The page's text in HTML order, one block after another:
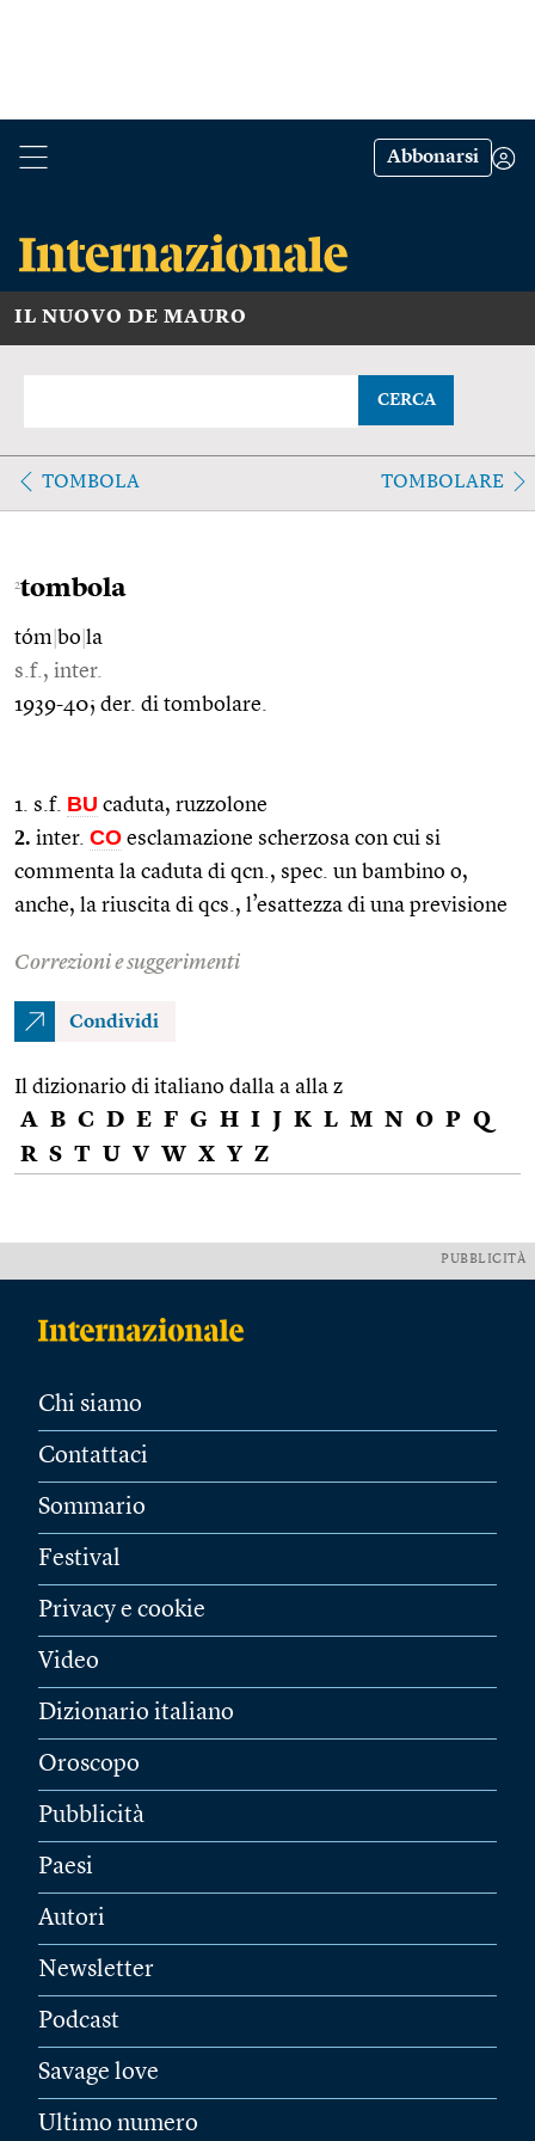
Abbonarsi
IL NUOVO DE MAURO
CERCA
TOMBOLA TOMBOLARE
2tombola
tóm bo la
s.f., inter.
1939-40; der. di tombolare.
1. s.f. BU caduta, ruzzolone
2. inter. CO esclamazione scherzosa con cui si
commenta la caduta di qcn., spec. un bambino o,
anche, la riuscita di qcs., l’esattezza di una previsione
Correzioni e suggerimenti
Condividi
Il dizionario di italiano dalla a alla z
A B C D E F G H I J K L M N O P Q
R S T U V W X Y Z
PUBBLICITÀ
Chi siamo
Contattaci
Sommario
Festival
Privacy e cookie
Video
Dizionario italiano
Oroscopo
Pubblicità
Paesi
Autori
Newsletter
Podcast
Savage love
Ultimo numero